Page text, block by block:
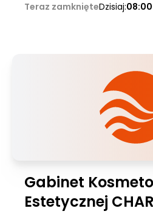
Teraz zamknięteDzisiaj:
Gabinet
Estetycznej